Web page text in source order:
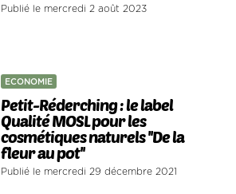
Publié le mercredi 2 août 2023
ECONOMIE
Petit-Réderching : le label
Qualité MOSL pour les
cosmétiques naturels ''De la
fleur au pot''
Publié le mercredi 29 décembre 2021